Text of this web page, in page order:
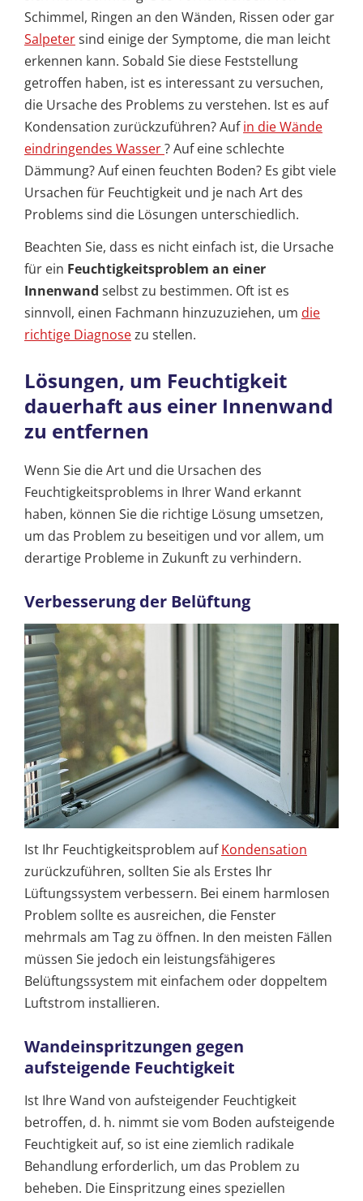
Schimmel, Ringen an den Wänden, Rissen oder gar
Salpetersind einige der Symptome, die man leicht
erkennen kann. Sobald Sie diese Feststellung
getroffen haben, ist es interessant zu versuchen,
die Ursache des Problems zu verstehen. Ist es auf
Kondensation zurückzuführen? Aufin die Wände
eindringendes Wasser? Auf eine schlechte
Dämmung? Auf einen feuchten Boden? Es gibt viele
Ursachen für Feuchtigkeit und je nach Art des
Problems sind die Lösungen unterschiedlich.
Beachten Sie, dass es nicht einfach ist, die Ursache
für ein Feuchtigkeitsproblem an einer
Innenwand selbst zu bestimmen. Oft ist es
sinnvoll, einen Fachmann hinzuzuziehen, um die
richtige Diagnosezu stellen.
Lösungen, um Feuchtigkeit
dauerhaft aus einer Innenwand
zu entfernen
Wenn Sie die Art und die Ursachen des
Feuchtigkeitsproblems in Ihrer Wand erkannt
haben, können Sie die richtige Lösung umsetzen,
um das Problem zu beseitigen und vor allem, um
derartige Probleme in Zukunft zu verhindern.
Verbesserung der Belüftung
Ist Ihr Feuchtigkeitsproblem aufKondensation
zurückzuführen, sollten Sie als Erstes Ihr
Lüftungssystem verbessern. Bei einem harmlosen
Problem sollte es ausreichen, die Fenster
mehrmals am Tag zu öffnen. In den meisten Fällen
müssen Sie jedoch ein leistungsfähigeres
Belüftungssystem mit einfachem oder doppeltem
Luftstrom installieren.
Wandeinspritzungen gegen
aufsteigende Feuchtigkeit
Ist Ihre Wand von aufsteigender Feuchtigkeit
betroffen, d. h. nimmt sie vom Boden aufsteigende
Feuchtigkeit auf, so ist eine ziemlich radikale
Behandlung erforderlich, um das Problem zu
beheben. Die Einspritzung eines speziellen